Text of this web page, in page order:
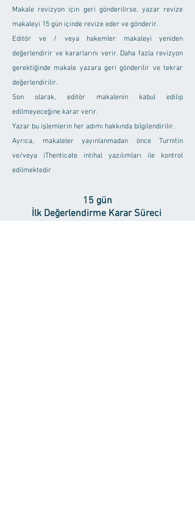
Makale revizyon için geri gönderilirse, yazar revize
makaleyi 15 gün içinde revize eder ve gönderir.
Editör ve / veya hakemler makaleyi yeniden
değerlendirir ve kararlarını verir. Daha fazla revizyon
gerektiğinde makale yazara geri gönderilir ve tekrar
değerlendirilir.
Son olarak, editör makalenin kabul edilip
edilmeyeceğine karar verir.
Yazar bu işlemlerin her adımı hakkında bilgilendirilir.
Ayrıca, makaleler yayınlanmadan önce Turnitin
ve/veya iThenticate intihal yazılımları ile kontrol
edilmektedir
15 gün
İlk Değerlendirme Karar Süreci